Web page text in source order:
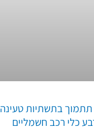
תתמוך בתשתיות טעינה
כלי רכב חשמליים